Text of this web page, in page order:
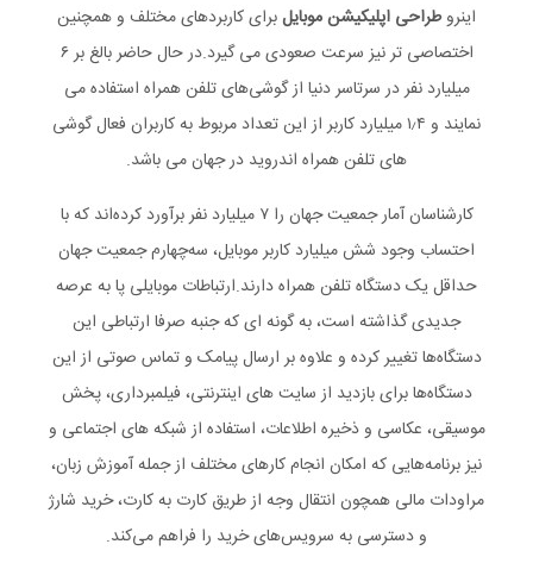
اینروطراحی اپلیکیشن موبایلبرای کاربردهای مختلف و همچنین
اختصاصی تر نیز سرعت صعودی می گیرد.در حال حاضر بالغ بر ۶
میلیارد نفر در سرتاسر دنیا از گوشی‌های تلفن همراه استفاده می‌
نمایند و ۱٫۴ میلیارد کاربر از این تعداد مربوط به کاربران فعال گوشی
های تلفن همراه اندروید در جهان می باشد.
کارشناسان آمار جمعیت جهان را ۷ میلیارد نفر برآورد کرده‌اند که با
احتساب وجود شش میلیارد کاربر موبایل، سه‌چهارم جمعیت جهان
حداقل یک دستگاه تلفن همراه دارند.ارتباطات موبایلی پا به عرصه
جدیدی گذاشته است، به گونه ای که جنبه صرفا ارتباطی این
دستگاه‌ها تغییر کرده و علاوه بر ارسال پیامک و تماس صوتی از این
دستگاه‌ها برای بازدید از سایت های اینترنتی، فیلمبرداری، پخش
موسیقی، عکاسی و ذخیره اطلاعات، استفاده از شبکه های اجتماعی و
نیز برنامه‌هایی که امکان انجام کارهای مختلف از جمله آموزش زبان،
مراودات مالی همچون انتقال وجه از طریق کارت به کارت، خرید شارژ
و دسترسی به سرویس‌های خرید را فراهم می‌کند.